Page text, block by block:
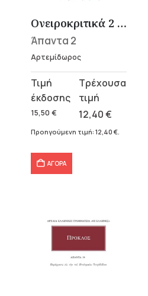
Ονειροκριτικά 2 (Βιβλίον Β΄)
Άπαντα 2
Αρτεμίδωρος
15,50 €
Original
price
was:
15,50 €.
12,40€
Η
τρέχουσα
τιμή
είναι:
Προηγούμενη τιμή: 12,40 €.
ΑΓΟΡΑ